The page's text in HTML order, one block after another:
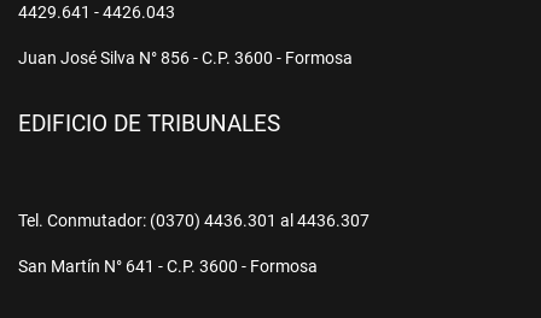
4429.641 - 4426.043
Juan José Silva N° 856 - C.P. 3600 - Formosa
EDIFICIO DE TRIBUNALES
Tel. Conmutador: (0370) 4436.301 al 4436.307
San Martín N° 641 - C.P. 3600 - Formosa